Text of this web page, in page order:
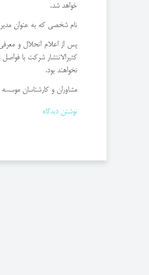
خواهد شد.
نام شخصی که به عنوان مدیر
نخواهند بود.
مشاوران و کارشناسان موسسه
نوشتن دیدگاه